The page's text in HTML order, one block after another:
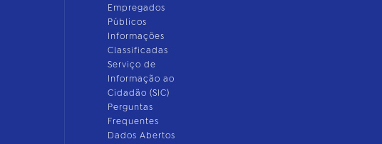
Empregados
Públicos
Informações
Classificadas
Serviço de
Informação ao
Cidadão (SIC)
Perguntas
Frequentes
Dados Abertos